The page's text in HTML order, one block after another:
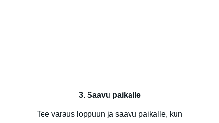
3. Saavu paikalle
Tee varaus loppuun ja saavu paikalle, kun